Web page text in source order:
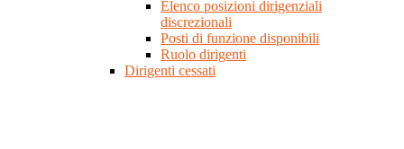
Elenco posizioni dirigenziali
discrezionali
Posti di funzione disponibili
Ruolo dirigenti
Dirigenti cessati